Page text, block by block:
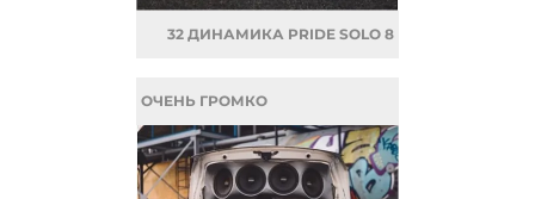
32 ДИНАМИКА PRIDE SOLO 8
ОЧЕНЬ ГРОМКО